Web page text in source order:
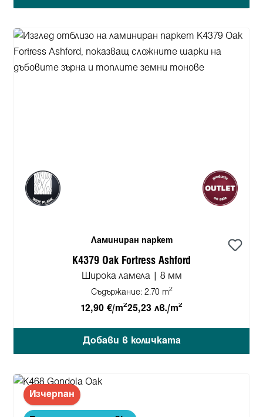
Ламиниран паркет
K4379 Oak Fortress Ashford
Широка ламела | 8 мм
Съдържание: 2.70 m2
12,90 €/m225,23 лв./m2
Добави в количката
Изчерпан